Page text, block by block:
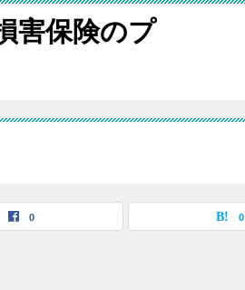
害保険のプ
0 0